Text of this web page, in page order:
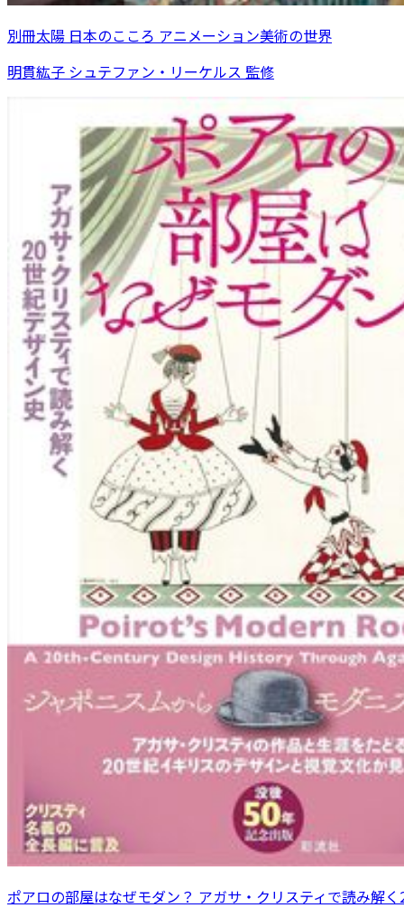
別冊太陽 日本のこころ アニメーション美術の世界
明貫紘子 シュテファン・リーケルス 監修
ポアロの部屋はなぜモダン？ アガサ・クリスティで読み解